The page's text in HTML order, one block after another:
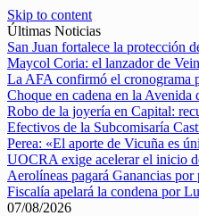
Skip to content
Últimas Noticias
San Juan fortalece la protección
Maycol Coria: el lanzador de
La AFA confirmó el cronograma
Choque en cadena en la Avenida
Robo de la joyería en Capital:
Efectivos de la Subcomisaría
Perea: «El aporte de Vicuña es
UOCRA exige acelerar el inicio
Aerolíneas pagará Ganancias por
Fiscalía apelará la condena por
07/08/2026